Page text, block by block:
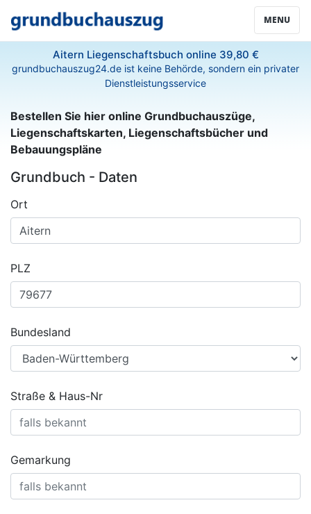
MENU
Aitern Liegenschaftsbuch online 39,80 €
grundbuchauszug24.de ist keine Behörde, sondern ein privater
Dienstleistungsservice
Bestellen Sie hier online Grundbuchauszüge,
Liegenschaftskarten, Liegenschaftsbücher und
Bebauungspläne
Grundbuch - Daten
Ort
PLZ
Bundesland
Straße & Haus-Nr
Gemarkung